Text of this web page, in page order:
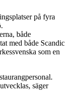
på fyra
både
med både Scandic
som en
säger